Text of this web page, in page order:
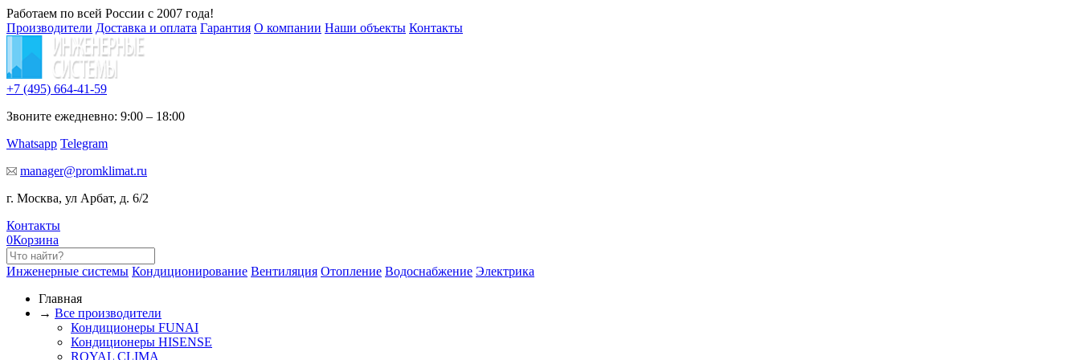
Работаем по всей России с 2007 года!
Производители Доставка и оплата Гарантия О компании Наши объекты Контакты
+7 (495) 664-41-59
Звоните ежедневно: 9:00 – 18:00
Whatsapp Telegram
manager@promklimat.ru
г. Москва, ул Арбат, д. 6/2
Контакты
0Корзина
Инженерные системы Кондиционирование Вентиляция Отопление Водоснабжение Электрика
Главная
→ Все производители
Кондиционеры FUNAI
Кондиционеры HISENSE
ROYAL CLIMA